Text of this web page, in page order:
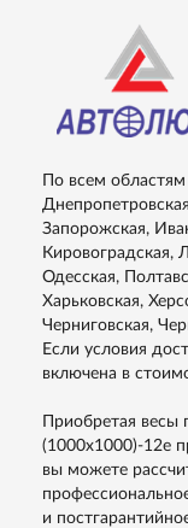
По всем
Запорожская,
Кировоградская,
Одесская,
Харьковская,
Черниговская,
Если условия
включена в
Приобретая весы
(1000х1000)-12е
вы можете
и